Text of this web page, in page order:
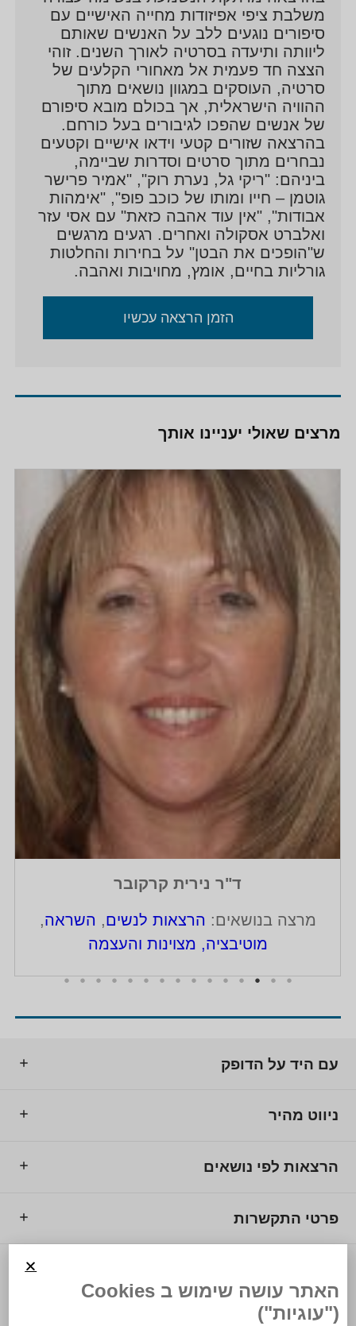
משלבת ציפי אפיזודות מחייה האישיים עם
סיפורים נוגעים ללב על האנשים שאותם
ליוותה ותיעדה בסרטיה לאורך השנים. זוהי
הצצה חד פעמית אל מאחורי הקלעים של
סרטיה, העוסקים במגוון נושאים מתוך
ההוויה הישראלית, אך בכולם מובא סיפורם
של אנשים שהפכו לגיבורים בעל כורחם.
בהרצאה שזורים קטעי וידאו אישיים וקטעים
נבחרים מתוך סרטים וסדרות שביימה,
ביניהם: "ריקי גל, נערת רוק", "אמיר פרישר
גוטמן – חייו ומותו של כוכב פופ", "אימהות
אבודות", "אין עוד אהבה כזאת" עם אסי עזר
ואלברט אסקולה ואחרים. רגעים מרגשים
ש"הופכים את הבטן" על בחירות והחלטות
גורליות בחיים, אומץ, מחויבות ואהבה.
הזמן הרצאה עכשיו
מרצים שאולי יעניינו אותך
ד"ר נירית קרקובר
מרצה בנושאים: הרצאות לנשים, השראה,
מוטיבציה, מצוינות והעצמה
עם היד על הדופק
ניווט מהיר
הרצאות לפי נושאים
פרטי התקשרות
האתר עושה שימוש ב Cookies
("עוגיות")